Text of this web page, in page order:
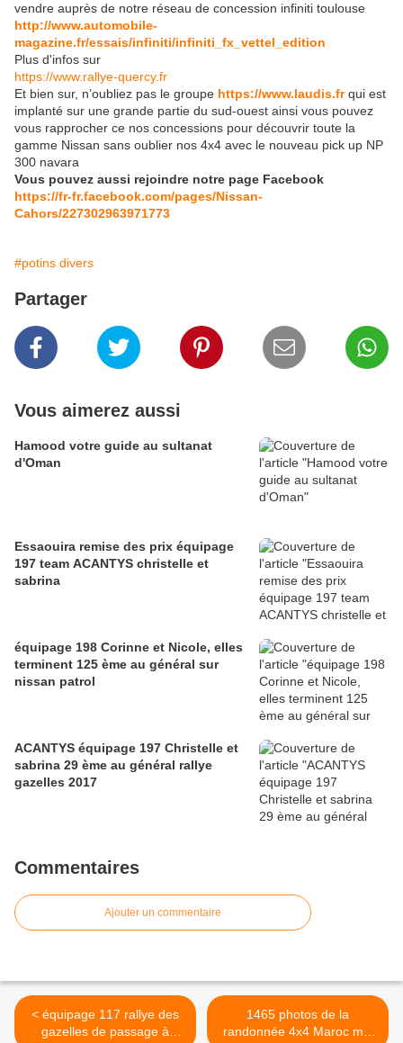
vendre auprès de notre réseau de concession infiniti toulouse
http://www.automobile-
magazine.fr/essais/infiniti/infiniti_fx_vettel_edition
​Plus d'infos sur
https://www.rallye-quercy.fr
Et bien sur, n’oubliez pas le groupe https://www.laudis.fr qui est
implanté sur une grande partie du sud-ouest ainsi vous pouvez
vous rapprocher ce nos concessions pour découvrir toute la
gamme Nissan sans oublier nos 4x4 avec le nouveau pick up NP
300 navara
Vous pouvez aussi rejoindre notre page Facebook
https://fr-fr.facebook.com/pages/Nissan-
Cahors/227302963971773
#potins divers
Partager
Vous aimerez aussi
Hamood votre guide au sultanat
d'Oman
Essaouira remise des prix équipage
197 team ACANTYS christelle et
sabrina
équipage 198 Corinne et Nicole, elles
terminent 125 ème au général sur
nissan patrol
ACANTYS équipage 197 Christelle et
sabrina 29 ème au général rallye
gazelles 2017
Commentaires
Ajouter un commentaire
< équipage 117 rallye des
gazelles de passage à
1465 photos de la
randonnée 4x4 Maroc mai